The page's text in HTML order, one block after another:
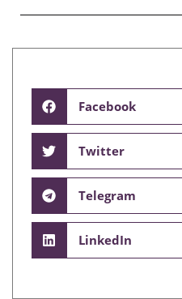
Facebook
Twitter
Telegram
LinkedIn